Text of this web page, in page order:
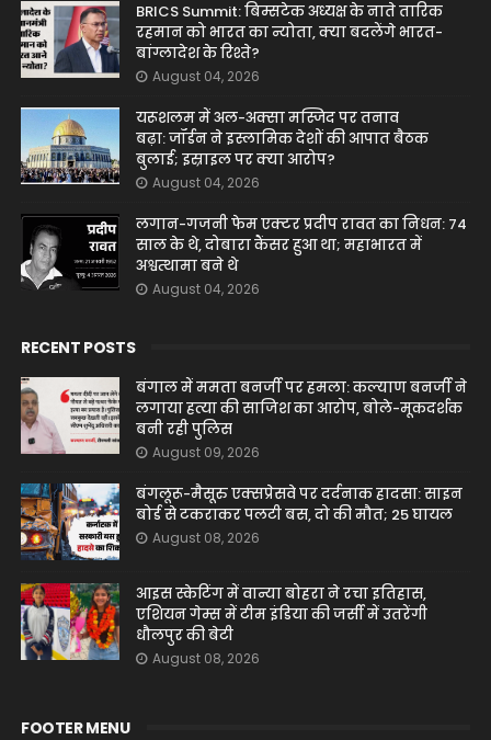
BRICS Summit: बिम्सटेक अध्यक्ष के नाते तारिक
रहमान को भारत का न्योता, क्या बदलेंगे भारत-
बांग्लादेश के रिश्ते?
August 04, 2026
यरूशलम में अल-अक्सा मस्जिद पर तनाव
बढ़ा: जॉर्डन ने इस्लामिक देशों की आपात बैठक
बुलाई; इस्राइल पर क्या आरोप?
August 04, 2026
लगान-गजनी फेम एक्टर प्रदीप रावत का निधन: 74
साल के थे, दोबारा कैंसर हुआ था; महाभारत में
अश्वत्थामा बने थे
August 04, 2026
RECENT POSTS
बंगाल में ममता बनर्जी पर हमला: कल्याण बनर्जी ने
लगाया हत्या की साजिश का आरोप, बोले-मूकदर्शक
बनी रही पुलिस
August 09, 2026
बंगलूरू-मैसूरु एक्सप्रेसवे पर दर्दनाक हादसा: साइन
बोर्ड से टकराकर पलटी बस, दो की मौत; 25 घायल
August 08, 2026
आइस स्केटिंग में वान्या बोहरा ने रचा इतिहास,
एशियन गेम्स में टीम इंडिया की जर्सी में उतरेंगी
धौलपुर की बेटी
August 08, 2026
FOOTER MENU